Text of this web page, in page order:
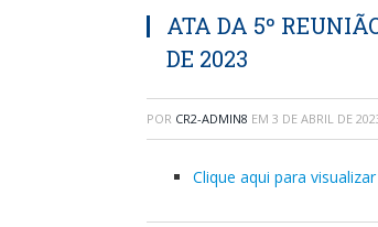
ATA DA 5º
DE 2023
POR CR2-ADMIN8 EM 3 DE ABRIL DE
Clique aqui para visualizar